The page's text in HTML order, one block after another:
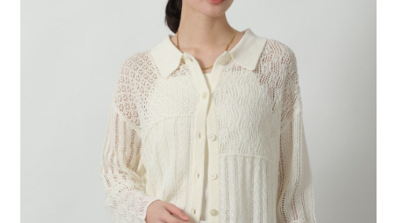
1.本服務係由「台灣大哥大股份有限公司」（以下簡稱本公司）所提供，讓
用戶於交易時，得透過本服務購買商品或服務，並由商店將買賣／分期付款
買賣價金債權讓與本公司後，依約使用本公司帳單繳交帳款。
2.基於同意付款使用「大哥付你分期」之契約關係目的，商店將以您的個人
資料（包含姓名、電話或地址）提供予台灣大哥大進項蒐集、處理及利用，
由本公司與您本人進行分期帳單所需資料之確認、核對及更正。
3.完整用戶服務條款，請詳閱以下連結：
https://oppay.tw/userRule
３．收到繳費通知簡訊後14天內，點擊此簡訊中的連結，可透過四大超商／
ATM／網路銀行／等多元方式進行付款，方視為交易完成。
※ 請注意：結帳手續完成當下不需立刻繳費，但若您需要取消訂單，請聯絡
購買商品的店家。未經商家同意取消之訂單仍視為有效，需透過AFTEE先享
※ 交易是否成功請以「AFTEE先享後付 」之結帳頁面顯示為準，若有關於
是否繳費成功／繳費後需取消欲退款等相關疑問，請聯繫「AFTEE先享後付
https://netprotections.freshdesk.com/support/home
１．透過由恩沛科技股份有限公司提供之「AFTEE先享後付」服務完成之交
易，需依本服務之必要範圍內提供個人資料，並將交易相關給付款項請求債
權轉讓予恩沛科技股份有限公司。
２．關於個人資料處理事宜，請瀏覽以下網址：
https://aftee.tw/terms/#terms3
每筆NT$80，滿NT$1,500(含以上)免運費
每筆NT$80，滿NT$1,500(含以上)免運費
每筆NT$80，滿NT$1,500(含以上)免運費